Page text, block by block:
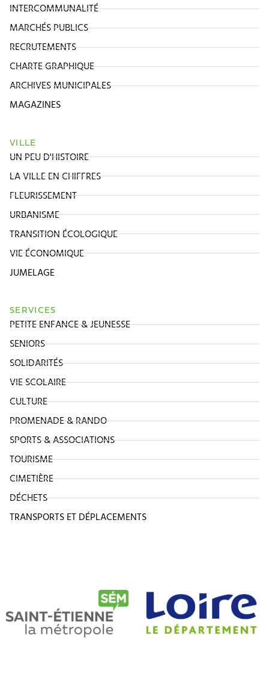
INTERCOMMUNALITÉ
MARCHÉS PUBLICS
RECRUTEMENTS
CHARTE GRAPHIQUE
ARCHIVES MUNICIPALES
MAGAZINES
VILLE
UN PEU D'HISTOIRE
LA VILLE EN CHIFFRES
FLEURISSEMENT
URBANISME
TRANSITION ÉCOLOGIQUE
VIE ÉCONOMIQUE
JUMELAGE
SERVICES
PETITE ENFANCE & JEUNESSE
SENIORS
SOLIDARITÉS
VIE SCOLAIRE
CULTURE
PROMENADE & RANDO
SPORTS & ASSOCIATIONS
TOURISME
CIMETIÈRE
DÉCHETS
TRANSPORTS ET DÉPLACEMENTS